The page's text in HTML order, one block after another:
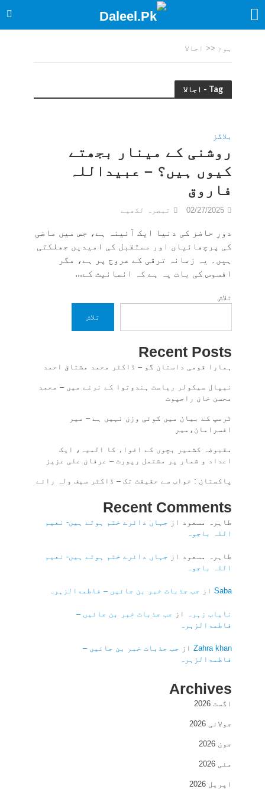
ہوم << اجالا
Tag - اجالا
بلاگز
روشنی کے مینار بجھتے
کیوں ہیں؟ – عبیداللہ
فاروق
02/27/2025 تبصرہ لکھیے
دورِ حاضر کی دنیا ایک آئینہ ہے، جس میں ماضی
کی پرچھائیاں اور مستقبل کی امیدیں جھلکتی
ہیں۔ یہ زمانہ ترقی کے عروج پر ہے، مگر
افسوس کی بات یہ ہے کہ انسانیت کے...
تلاش
تلاش
Recent Posts
ہمارا قومی داستان گو – ڈاکٹر محمد مشتاق احمد
نیپال سیکولر ریاست ہندوتوا کے نرغے میں – محمد
محسن خان راجپوت
ٹرمپ کے بیان میں کوئی وزن نہیں ہے – میر
افسرامان،میر
مقبوضہ کشمیر بچوں کے اغواء کا المیہ، ایک
اعداد و شمار پر مشتمل رپورٹ – عرفان علی عزیز
پاکستان : خواب سے حقیقت تک – ڈاکٹر سیف ولہ رائے
Recent Comments
طاہرہ مسعود از جہاں دائرے ختم ہوتے ہیں- نعیم
اللہ باجوہ
طاہرہ مسعود از جہاں دائرے ختم ہوتے ہیں- نعیم
اللہ باجوہ
Saba از جب جذبات خبر بن جائیں – فاطمۃالزہرہ
نایاب زہرہ از جب جذبات خبر بن جائیں –
فاطمۃالزہرہ
Zahra khan از جب جذبات خبر بن جائیں –
فاطمۃالزہرہ
Archives
اگست 2026
جولائی 2026
جون 2026
مئی 2026
اپریل 2026